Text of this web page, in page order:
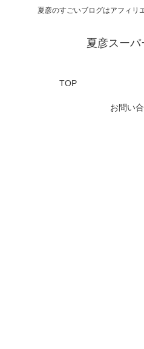
夏彦のすごいブログはアフィリ
夏彦スー
TOP
お問い